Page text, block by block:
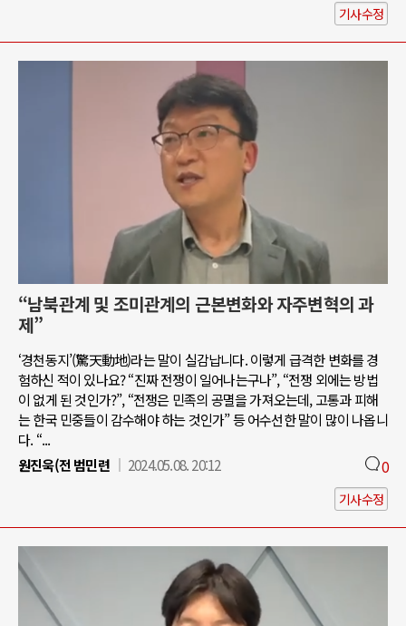
기사수정
“남북관계 및 조미관계의 근본변화와 자주변혁의 과
제”
‘경천동지’(驚天動地)라는 말이 실감납니다. 이렇게 급격한 변화를 경
험하신 적이 있나요? “진짜 전쟁이 일어나는구나”, “전쟁 외에는 방법
이 없게 된 것인가?”, “전쟁은 민족의 공멸을 가져오는데, 고통과 피해
는 한국 민중들이 감수해야 하는 것인가” 등 어수선한 말이 많이 나옵니
다. “...
원진욱(전 범민련
2024.05.08. 20:12 0
기사수정